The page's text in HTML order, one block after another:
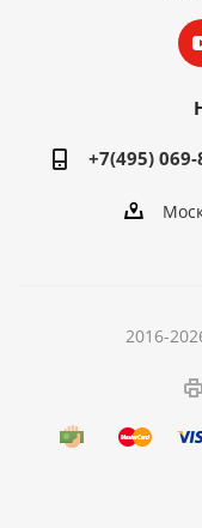
+7(495) 069-
2016-